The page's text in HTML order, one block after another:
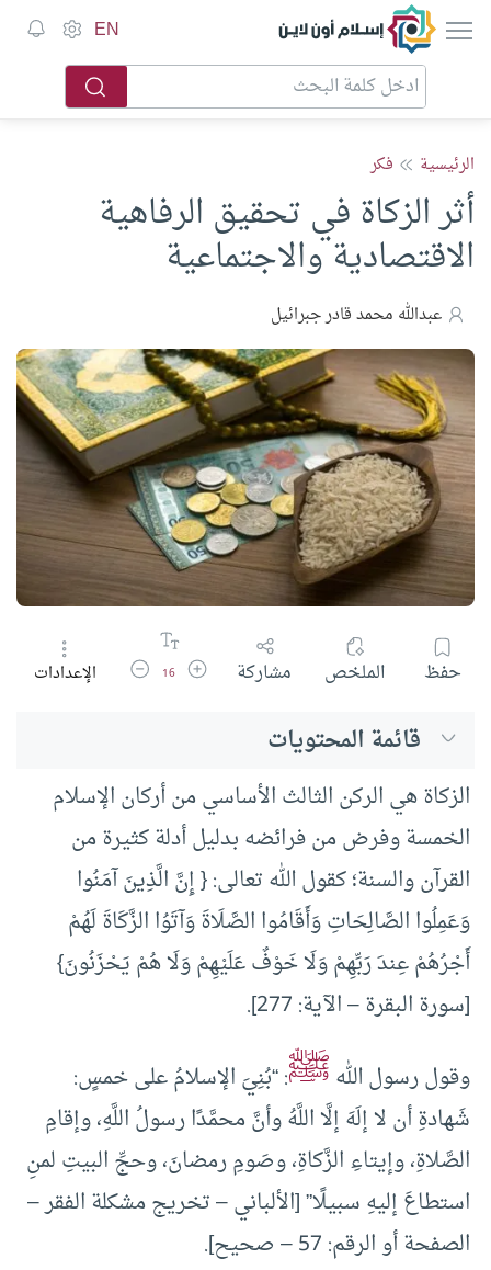
إسلام أون لاين EN
الرئيسية فكر
أثر الزكاة في تحقيق الرفاهية
الاقتصادية والاجتماعية
عبدالله محمد قادر جبرائيل
حفظ الملخص مشاركة زيادة حجم الخط
16 تقليل حجم الخط
الإعدادات
قائمة المحتويات
الزكاة هي الركن الثالث الأساسي من أركان الإسلام
الخمسة وفرض من فرائضه بدليل أدلة كثيرة من
القرآن والسنة؛ كقول الله تعالى: { إِنَّ الَّذِينَ آمَنُوا
وَعَمِلُوا الصَّالِحَاتِ وَأَقَامُوا الصَّلَاةَ وَآتَوُا الزَّكَاةَ لَهُمْ
أَجْرُهُمْ عِندَ رَبِّهِمْ وَلَا خَوْفٌ عَلَيْهِمْ وَلَا هُمْ يَحْزَنُونَ}
[سورة البقرة – الآية: 277].
وقول رسول اللهﷺ: “بُنِيَ الإسلامُ على خمسٍ:
شَهادةِ أن لا إلَهَ إلَّا اللَّهُ وأنَّ محمَّدًا رسولُ اللَّهِ، وإقامِ
الصَّلاةِ، وإيتاءِ الزَّكاةِ، وصَومِ رمضانَ، وحجِّ البيتِ لمنِ
استطاعَ إليهِ سبيلًا” [الألباني – تخريج مشكلة الفقر –
الصفحة أو الرقم: 57 – صحيح].